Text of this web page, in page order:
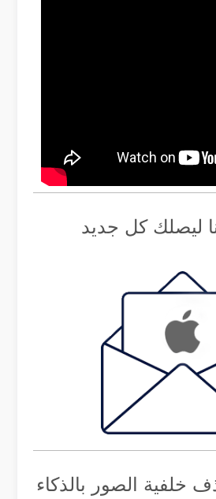
ليصلك كل جديد
خلفية الصور بالذكاء